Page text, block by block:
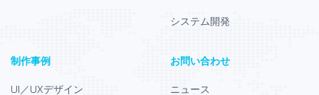
システム開発
制作事例
UI／UXデザイン
お問い合わせ
ニュース